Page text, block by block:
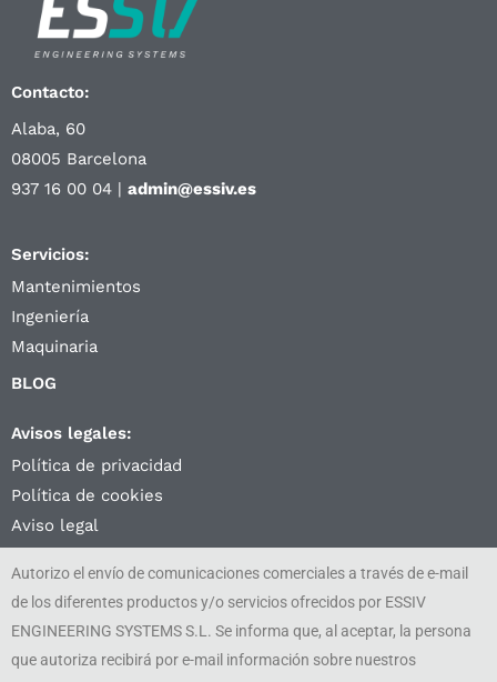
Contacto:
Alaba, 60
08005 Barcelona
937 16 00 04 | admin@essiv.es
Servicios:
Mantenimientos
Ingeniería
Maquinaria
BLOG
Avisos legales:
Política de privacidad
Política de cookies
Aviso legal
Autorizo el envío de comunicaciones comerciales a través de e-mail
de los diferentes productos y/o servicios ofrecidos por ESSIV
ENGINEERING SYSTEMS S.L. Se informa que, al aceptar, la persona
que autoriza recibirá por e-mail información sobre nuestros